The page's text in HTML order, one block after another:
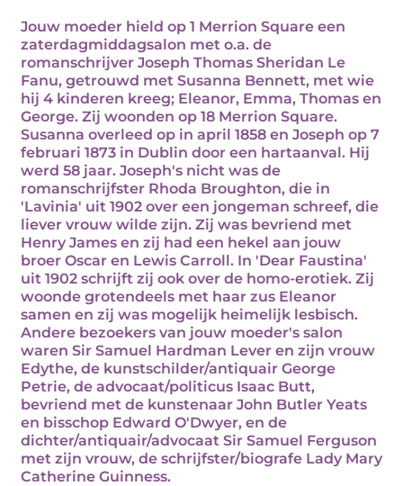
Jouw moeder hield op 1 Merrion Square een
zaterdagmiddagsalon met o.a. de
romanschrijver Joseph Thomas Sheridan Le
Fanu, getrouwd met Susanna Bennett, met wie
hij 4 kinderen kreeg; Eleanor, Emma, Thomas en
George. Zij woonden op 18 Merrion Square.
Susanna overleed op in april 1858 en Joseph op 7
februari 1873 in Dublin door een hartaanval. Hij
werd 58 jaar. Joseph's nicht was de
romanschrijfster Rhoda Broughton, die in
'Lavinia' uit 1902 over een jongeman schreef, die
liever vrouw wilde zijn. Zij was bevriend met
Henry James en zij had een hekel aan jouw
broer Oscar en Lewis Carroll. In 'Dear Faustina'
uit 1902 schrijft zij ook over de homo-erotiek. Zij
woonde grotendeels met haar zus Eleanor
samen en zij was mogelijk heimelijk lesbisch.
Andere bezoekers van jouw moeder's salon
waren Sir Samuel Hardman Lever en zijn vrouw
Edythe, de kunstschilder/antiquair George
Petrie, de advocaat/politicus Isaac Butt,
bevriend met de kunstenaar John Butler Yeats
en bisschop Edward O'Dwyer, en de
dichter/antiquair/advocaat Sir Samuel Ferguson
met zijn vrouw, de schrijfster/biografe Lady Mary
Catherine Guinness.